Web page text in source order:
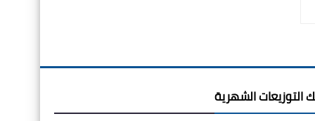
التوزيعات الشهرية